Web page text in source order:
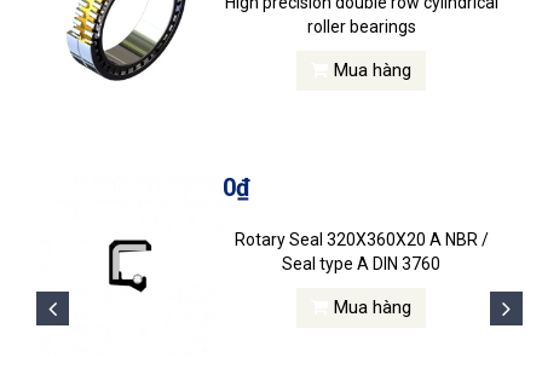
roller bearings
Mua hàng
0₫
Rotary Seal 320X360X20 A NBR /
Seal type A DIN 3760
Mua hàng